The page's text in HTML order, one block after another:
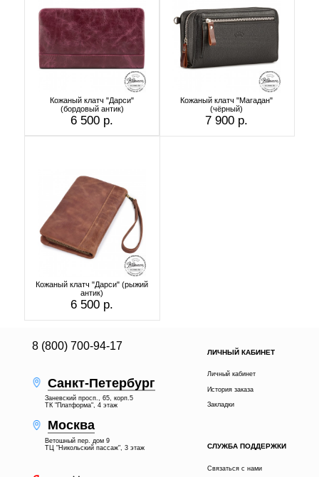
Кожаный клатч "Дарси"
(бордовый антик)
6 500 р.
Кожаный клатч "Магадан"
(чёрный)
7 900 р.
Кожаный клатч "Дарси" (рыжий
антик)
6 500 р.
8 (800) 700-94-17
Санкт-Петербург
Заневский просп., 65, корп.5
ТК "Платформа", 4 этаж
Москва
Ветошный пер. дом 9
ТЦ "Никольский пассаж", 3 этаж
ЛИЧНЫЙ КАБИНЕТ
Личный кабинет
История заказа
Закладки
СЛУЖБА ПОДДЕРЖКИ
Связаться с нами